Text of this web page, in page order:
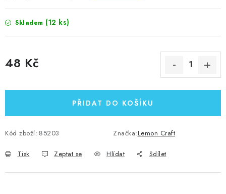
Skladem (12 ks)
48 Kč
PŘIDAT DO KOŠÍKU
Kód zboží: 85203 Značka:Lemon Craft
Tisk Zeptat se Hlídat Sdílet